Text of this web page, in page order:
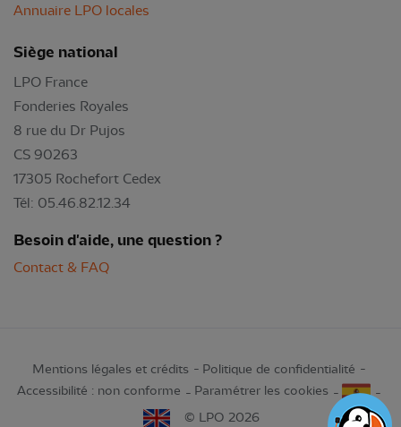
Annuaire LPO locales
Siège national
LPO France
Fonderies Royales
8 rue du Dr Pujos
CS 90263
17305 Rochefort Cedex
Tél: 05.46.82.12.34
Besoin d'aide, une question ?
Contact & FAQ
Mentions légales et crédits
Politique de confidentialité
Accessibilité : non conforme
Paramétrer les cookies
© LPO 2026